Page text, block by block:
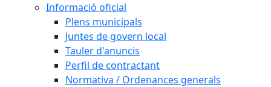
Informació oficial
Plens municipals
Juntes de govern local
Tauler d'anuncis
Perfil de contractant
Normativa / Ordenances generals